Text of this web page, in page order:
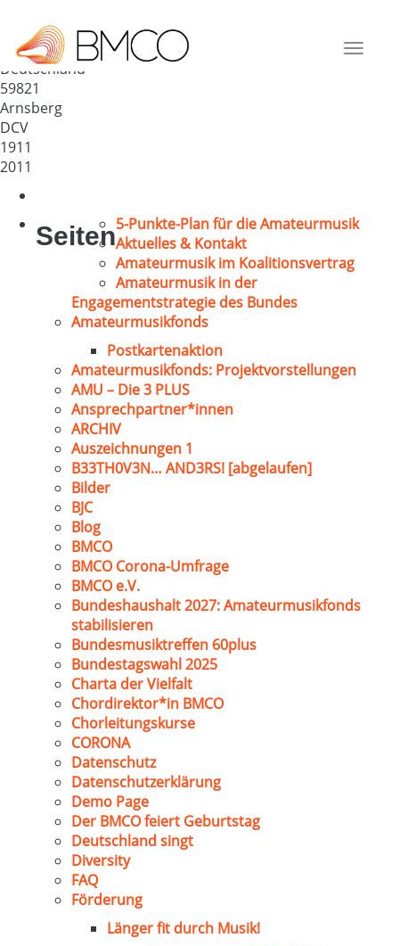
Toggle
Arnsberg 1911 e.V.
Deutschland
59821
Arnsberg
DCV
1911
2011
Seiten5-Punkte-Plan für die Amateurmusik
Aktuelles & Kontakt
Amateurmusik im Koalitionsvertrag
Amateurmusik in der
Engagementstrategie des Bundes
Amateurmusikfonds
Postkartenaktion
Amateurmusikfonds: Projektvorstellungen
AMU – Die 3 PLUS
Ansprechpartner*innen
ARCHIV
Auszeichnungen 1
B33TH0V3N… AND3RS! [abgelaufen]
Bilder
BJC
Blog
BMCO
BMCO Corona-Umfrage
BMCO e.V.
Bundeshaushalt 2027: Amateurmusikfonds
stabilisieren
Bundesmusiktreffen 60plus
Bundestagswahl 2025
Charta der Vielfalt
Chordirektor*in BMCO
Chorleitungskurse
CORONA
Datenschutz
Datenschutzerklärung
Demo Page
Der BMCO feiert Geburtstag
Deutschland singt
Diversity
FAQ
Förderung
Länger fit durch Musik!